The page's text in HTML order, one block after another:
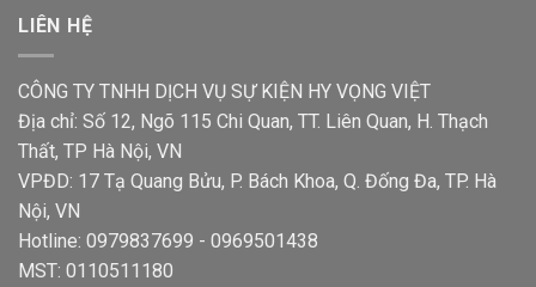
LIÊN HỆ
CÔNG TY TNHH DỊCH VỤ SỰ KIỆN HY VỌNG VIỆT
Địa chỉ: Số 12, Ngõ 115 Chi Quan, TT. Liên Quan, H. Thạch
Thất, TP Hà Nội, VN
VPĐD: 17 Tạ Quang Bửu, P. Bách Khoa, Q. Đống Đa, TP. Hà
Nội, VN
Hotline: 0979837699 - 0969501438
MST: 0110511180